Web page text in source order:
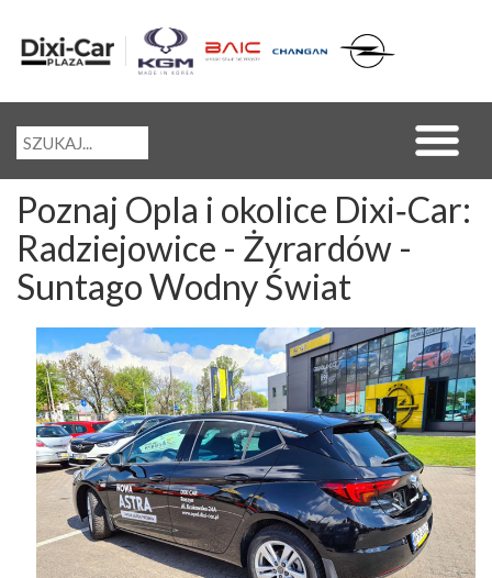
Poznaj Opla i okolice Dixi‑Car:
Radziejowice - Żyrardów -
Suntago Wodny Świat